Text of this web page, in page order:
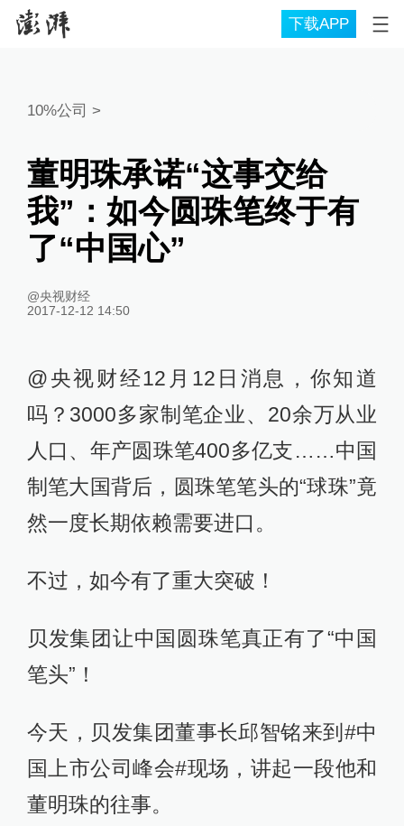
下载APP
10%公司 >
董明珠承诺“这事交给
我”：如今圆珠笔终于有
了“中国心”
@央视财经
2017-12-12 14:50
@央视财经12月12日消息，你知道
吗？3000多家制笔企业、20余万从业
人口、年产圆珠笔400多亿支……中国
制笔大国背后，圆珠笔笔头的“球珠”竟
然一度长期依赖需要进口。
不过，如今有了重大突破！
贝发集团让中国圆珠笔真正有了“中国
笔头”！
今天，贝发集团董事长邱智铭来到#中
国上市公司峰会#现场，讲起一段他和
董明珠的往事。